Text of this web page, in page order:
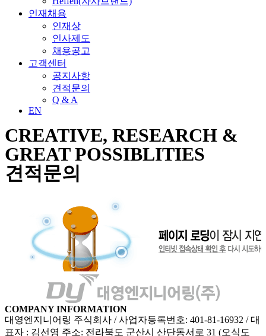
인재채용
인재상
인사제도
채용공고
고객센터
공지사항
견적문의
Q & A
EN
CREATIVE, RESEARCH &
GREAT POSSIBLITIES
견적문의
COMPANY INFORMATION
대영엔지니어링 주식회사 / 사업자등록번호: 401-81-16932 / 대
표자 : 김선영 주소: 전라북도 군산시 산단동서로 31 (오식도